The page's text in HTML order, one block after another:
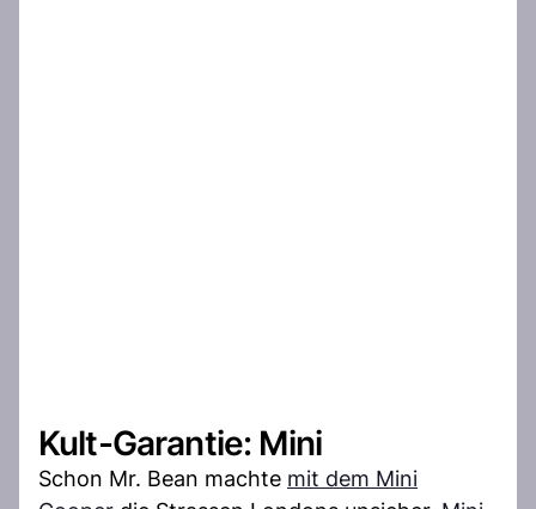
Kult-Garantie: Mini
Schon Mr. Bean machte mit dem Mini